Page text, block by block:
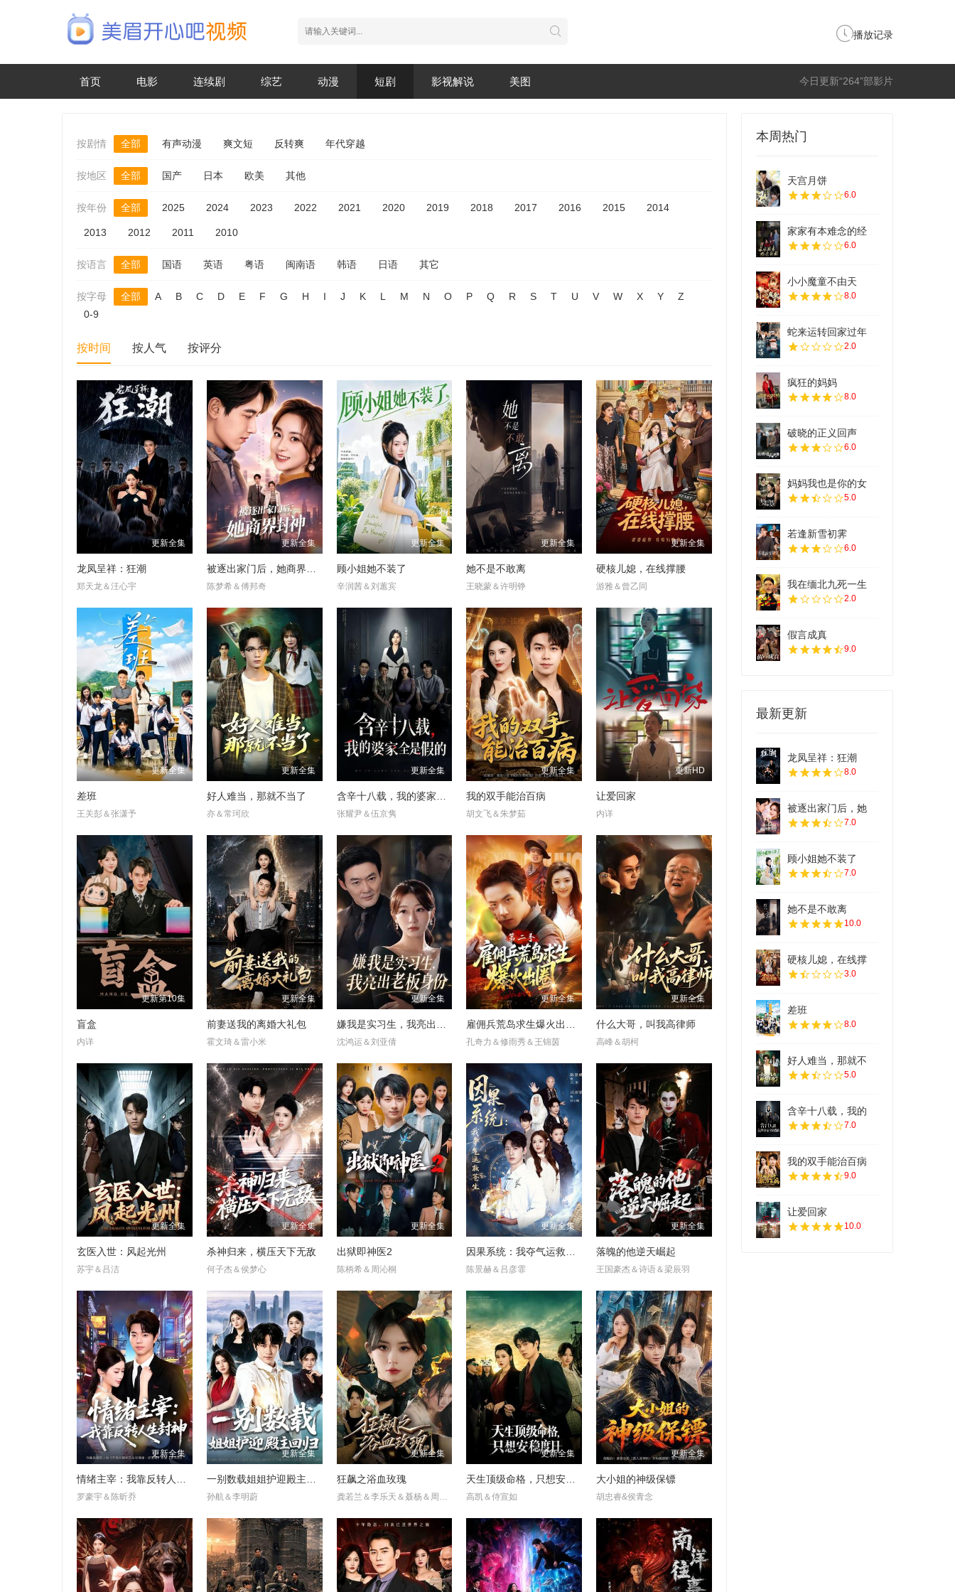
播放记录
今日更新“264”部影片
首页 电影 连续剧 综艺 动漫 短剧 影视解说 美图
按剧情 全部 有声动漫 爽文短 反转爽 年代穿越
按地区 全部 国产 日本 欧美 其他
按年份 全部 2025 2024 2023 2022 2021 2020 2019 2018 2017 2016 2015 2014
2013 2012 2011 2010
按语言 全部 国语 英语 粤语 闽南语 韩语 日语 其它
按字母 全部 A B C D E F G H I J K L M N O P Q R S T U V W X Y
Z
0-9
按时间 按人气 按评分
更新全集
龙凤呈祥：狂潮
郑天龙＆汪心宇
更新全集
陈梦希＆傅邦奇
更新全集
顾小姐她不装了
辛润茜＆刘蕙宾
更新全集
她不是不敢离
王晓蒙＆许明铮
更新全集
硬核儿媳，在线撑腰
游雅＆曾乙同
更新全集
差班
王关彭＆张潇予
更新全集
好人难当，那就不当了
亦＆常珂欣
更新全集
含辛十八载，我的婆家全是假的
张耀尹＆伍京隽
更新全集
我的双手能治百病
胡文飞＆朱梦茹
更新HD
让爱回家
内详
更新第10集
盲盒
内详
更新全集
前妻送我的离婚大礼包
霍文琦＆雷小米
更新全集
沈鸿运＆刘亚倩
更新全集
孔奇力＆修雨秀＆王锦茵
更新全集
什么大哥，叫我高律师
高峰＆胡柯
更新全集
玄医入世：风起光州
苏宇＆吕洁
更新全集
杀神归来，横压天下无敌
何子杰＆侯梦心
更新全集
出狱即神医2
陈柄希＆周沁桐
更新全集
陈景赫＆吕彦霏
更新全集
落魄的他逆天崛起
王国豪杰＆诗语＆梁辰羽
更新全集
罗豪宇＆陈昕乔
更新全集
孙航＆李明蔚
更新全集
狂飙之浴血玫瑰
龚若兰＆李乐天＆聂杨＆周梓言
更新全集
高凯＆侍宣如
更新全集
大小姐的神级保镖
胡忠睿&侯青念
本周热门
天宫月饼
6.0
家家有本难念的经
6.0
小小魔童不由天
8.0
蛇来运转回家过年
2.0
疯狂的妈妈
8.0
破晓的正义回声
6.0
妈妈我也是你的女
5.0
若逢新雪初霁
6.0
我在缅北九死一生
2.0
假言成真
9.0
最新更新
龙凤呈祥：狂潮
8.0
被逐出家门后，她
7.0
顾小姐她不装了
7.0
她不是不敢离
10.0
硬核儿媳，在线撑
3.0
差班
8.0
好人难当，那就不
5.0
含辛十八载，我的
7.0
我的双手能治百病
9.0
让爱回家
10.0